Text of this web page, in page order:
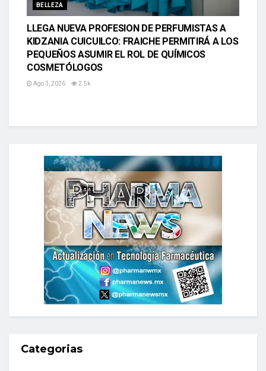
BELLEZA
LLEGA NUEVA PROFESION DE PERFUMISTAS A
KIDZANIA CUICUILCO: FRAICHE PERMITIRÁ A LOS
PEQUEÑOS ASUMIR EL ROL DE QUÍMICOS
COSMETÓLOGOS
Ago 3, 2026 2.5k
Categorias